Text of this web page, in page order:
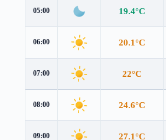
05:00 19.4°C
06:00 20.1°C
07:00 22°C
08:00 24.6°C
09:00 27.1°C